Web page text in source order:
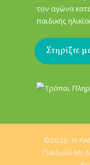
τον αγώνα
παιδικής
Στηρίξτε
©2026. H
Παιδιών Mε